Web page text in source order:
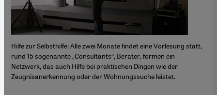
Hilfe zur Selbsthilfe: Alle zwei Monate findet eine Vorlesung statt,
rund 15 sogenannte „Consultants“, Berater, formen ein
Netzwerk, das auch Hilfe bei praktischen Dingen wie der
Zeugnisanerkennung oder der Wohnungssuche leistet.